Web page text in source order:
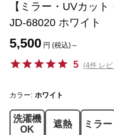
【ミラー・UVカッ
JD-68020 ホワイト
5,500 円 (税込)～
5 (4件 レ
カラー: ホワイト
洗濯機
OK
遮熱 ミラー